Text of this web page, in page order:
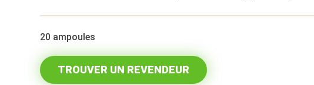
20 ampoules
TROUVER UN REVENDEUR